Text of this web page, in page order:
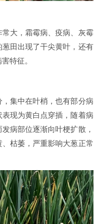
大，霜霉病、疫病、灰霉
田出现了干尖黄叶，还有
特征。
集中在叶梢，也有部分病
现为黄白点穿插，随着病
病部位逐渐向叶梗扩散，
枯萎，严重影响大葱正常